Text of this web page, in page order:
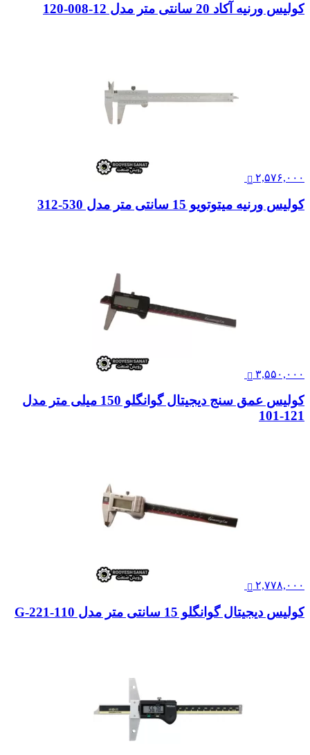
کولیس ورنیه آکاد 20 سانتی متر مدل 12-008-120
۲,۵۷۶,۰۰۰
کولیس ورنیه میتوتویو 15 سانتی متر مدل 530-312
۳,۵۵۰,۰۰۰
کولیس عمق سنج دیجیتال گوانگلو 150 میلی متر مدل
121-101
۲,۷۷۸,۰۰۰
کولیس دیجیتال گوانگلو 15 سانتی متر مدل 110-221-G